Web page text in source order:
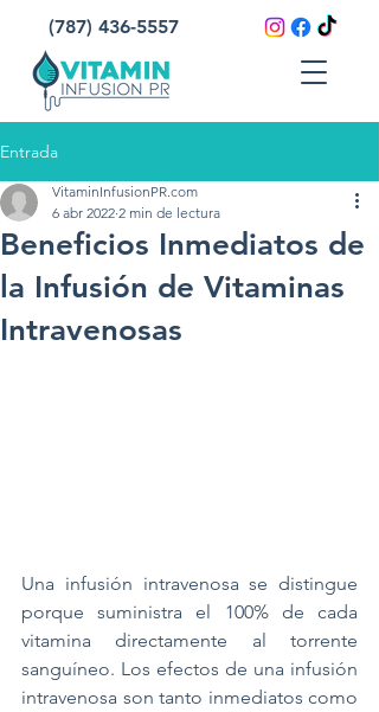
(787) 436-5557
Entrada
Beneficios Inmediatos de
la Infusión de Vitaminas
Intravenosas
VitaminInfusionPR.com
6 abr 2022 2 min de lectura
Una infusión intravenosa se distingue
porque suministra el 100% de cada
vitamina directamente al torrente
sanguíneo. Los efectos de una infusión
intravenosa son tanto inmediatos como